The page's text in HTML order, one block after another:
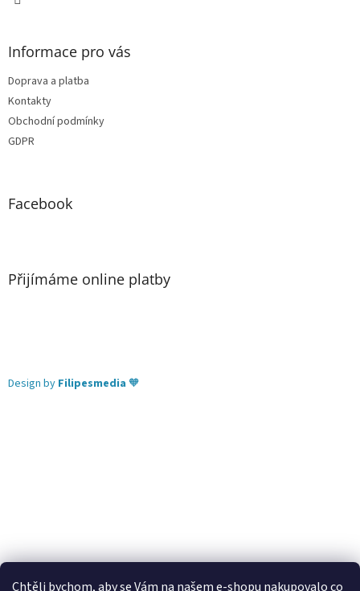
Chtěli bychom, aby se Vám na našem e-shopu nakupovalo co
Informace pro vás
Doprava a platba
Kontakty
Obchodní podmínky
GDPR
Facebook
Přijímáme online platby
Design by Filipesmedia 🧡